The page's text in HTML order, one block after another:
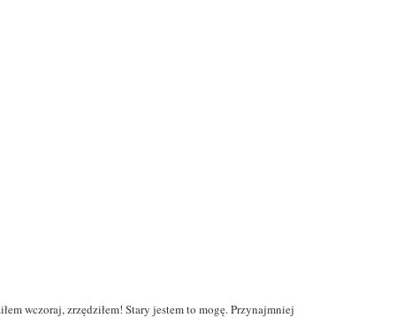
wczoraj, zrzędziłem! Stary jestem to mogę. Przynajmniej